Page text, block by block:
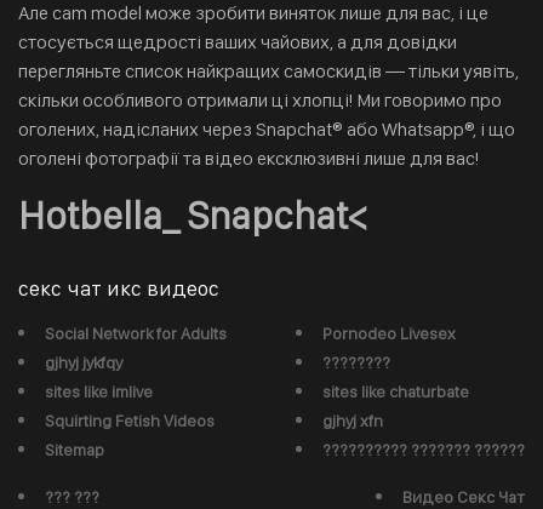
Але cam model може зробити виняток лише для вас, і це
стосується щедрості ваших чайових, а для довідки
перегляньте список найкращих самоскидів — тільки уявіть,
скільки особливого отримали ці хлопці! Ми говоримо про
оголених, надісланих через Snapchat® або Whatsapp®, і що
оголені фотографії та відео ексклюзивні лише для вас!
Hotbella_ Snapchat<
секс чат икс видеос
Social Network for Adults
gjhyj jykfqy
sites like imlive
Squirting Fetish Videos
Sitemap
Pornodeo Livesex
????????
sites like chaturbate
gjhyj xfn
?????????? ??????? ??????
??? ???
Видео Секс Чат